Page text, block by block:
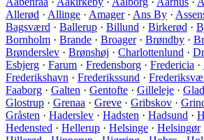
Allerød · Allinge · Amager· Ans By ·
Bagsværd · Ballerup · Billund · Birkerød ·
Bornholm · Brande · Broager· Brøndby ·
Brønderslev · Brønshøj · Charlottenlund ·
Esbjerg · Farum · Fredensborg · Fredericia ·
Frederikshavn · Frederikssund ·
Faaborg · Galten · Gentofte · Gilleleje ·
Glostrup · Grenaa · Greve · Gribskov ·
Gråsten · Haderslev · Hadsten · Hadsund ·
Hedensted · Hellerup · Helsinge · Helsingør